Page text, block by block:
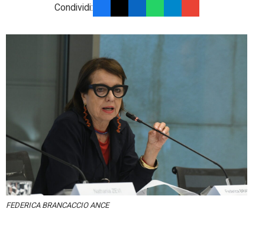
Condividi:
FEDERICA BRANCACCIO ANCE